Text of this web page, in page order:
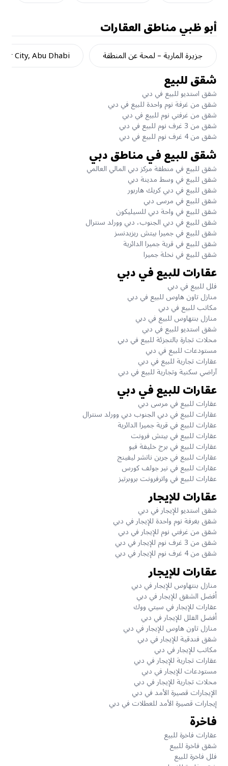
أبو ظبيمناطق العقارات
جزيرة المارية – لمحة عن المنطقة City, Abu Dhabi
شقق للبيع
شقق استديو للبيع في دبي
شقق من غرفة نوم واحدة للبيع في دبي
شقق من غرفتي نوم للبيع في دبي
شقق من 3 غرف نوم للبيع في دبي
شقق من 4 غرف نوم للبيع في دبي
شقق للبيع في مناطق دبي
شقق للبيع في منطقة مركز دبي المالي العالمي
شقق للبيع في وسط مدينة دبي
شقق للبيع في دبي كريك هاربور
شقق للبيع في مرسى دبي
شقق للبيع في واحة دبي للسيليكون
شقق للبيع في دبي الجنوب، دبي وورلد سنترال
شقق للبيع في جميرا بيتش ريزيدنسز
شقق للبيع في قرية جميرا الدائرية
شقق للبيع في نخلة جميرا
عقارات للبيع في دبي
فلل للبيع في دبي
منازل تاون هاوس للبيع في دبي
مكاتب للبيع في دبي
منازل بنتهاوس للبيع في دبي
شقق استديو للبيع في دبي
محلات تجارة بالتجزئة للبيع في دبي
مستودعات للبيع في دبي
عقارات تجارية للبيع في دبي
آراضي سكنية وتجارية للبيع في دبي
عقارات للبيع في دبي
عقارات للبيع في مرسى دبي
عقارات للبيع في دبي الجنوب دبي وورلد سنترال
عقارات للبيع في قرية جميرا الدائرية
عقارات للبيع في بيتش فرونت
عقارات للبيع في برج خليفة فيو
عقارات للبيع في جرين ناتشر ليفينج
عقارات للبيع في نير جولف كورس
عقارات للبيع في واترفرونت بروبرتيز
عقارات للإيجار
شقق استديو للإيجار في دبي
شقق بغرفة نوم واحدة للإيجار في دبي
شقق من غرفتي نوم للإيجار في دبي
شقق من 3 غرف نوم للإيجار في دبي
شقق من 4 غرف نوم للإيجار في دبي
عقارات للإيجار
منازل بنتهاوس للإيجار في دبي
أفضل الشقق للإيجار في دبي
عقارات للإيجار في سيتي ووك
أفضل الفلل للإيجار في دبي
منازل تاون هاوس للإيجار في دبي
شقق فندقية للإيجار في دبي
مكاتب للإيجار في دبي
عقارات تجارية للإيجار في دبي
مستودعات للإيجار في دبي
محلات تجارية للإيجار في دبي
الإيجارات قصيرة الأمد في دبي
إيجارات قصيرة الأمد للعطلات في دبي
فاخرة
عقارات فاخرة للبيع
شقق فاخرة للبيع
فلل فاخرة للبيع